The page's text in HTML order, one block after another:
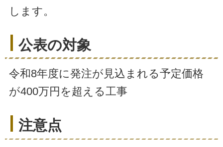
します。
公表の対象
令和8年度に発注が見込まれる予定価格
が400万円を超える工事
注意点